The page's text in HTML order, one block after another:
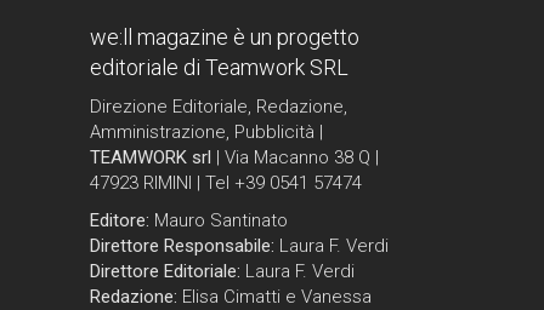
we:ll magazine è un progetto
editoriale di Teamwork SRL
Direzione Editoriale, Redazione,
Amministrazione, Pubblicità |
TEAMWORK srl | Via Macanno 38 Q |
47923 RIMINI | Tel +39 0541 57474
Editore: Mauro Santinato
Direttore Responsabile: Laura F. Verdi
Direttore Editoriale: Laura F. Verdi
Redazione: Elisa Cimatti e Vanessa